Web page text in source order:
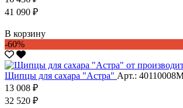
41 090 ₽
В корзину
-60%
Щипцы для сахара "Астра" Арт.:
13 008 ₽
32 520 ₽